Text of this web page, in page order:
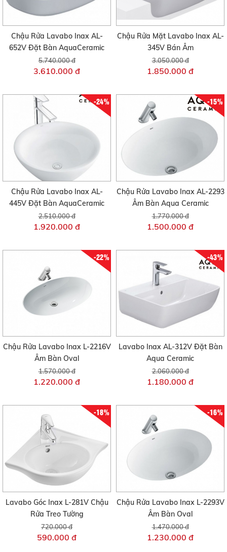
Chậu Rửa Lavabo Inax AL-
652V Đặt Bàn AquaCeramic
5.740.000 đ
3.610.000 đ
Chậu Rửa Mặt Lavabo Inax AL-
345V Bán Âm
3.050.000 đ
1.850.000 đ
-24%
Chậu Rửa Lavabo Inax AL-
445V Đặt Bàn AquaCeramic
2.510.000 đ
1.920.000 đ
-15%
Chậu Rửa Lavabo Inax AL-2293
Âm Bàn Aqua Ceramic
1.770.000 đ
1.500.000 đ
-22%
Chậu Rửa Lavabo Inax L-2216V
Âm Bàn Oval
1.570.000 đ
1.220.000 đ
-43%
Lavabo Inax AL-312V Đặt Bàn
Aqua Ceramic
2.060.000 đ
1.180.000 đ
-18%
Lavabo Góc Inax L-281V Chậu
Rửa Treo Tường
720.000 đ
590.000 đ
-16%
Chậu Rửa Lavabo Inax L-2293V
Âm Bàn Oval
1.470.000 đ
1.230.000 đ